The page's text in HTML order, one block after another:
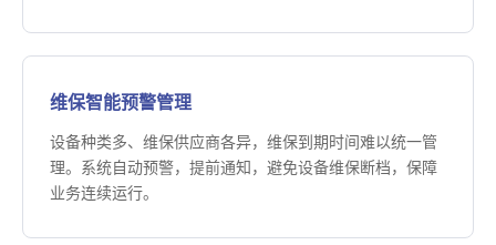
维保智能预警管理
设备种类多、维保供应商各异，维保到期时间难以统一管
理。系统自动预警，提前通知，避免设备维保断档，保障
业务连续运行。